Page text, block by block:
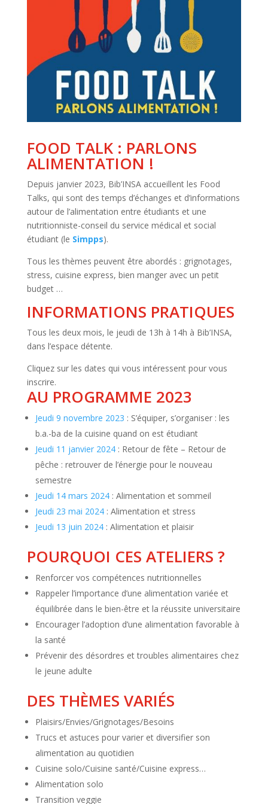
FOOD TALK : PARLONS
ALIMENTATION !
Depuis janvier 2023, Bib’INSA accueillent les Food
Talks, qui sont des temps d’échanges et d’informations
autour de l’alimentation entre étudiants et une
nutritionniste-conseil du service médical et social
étudiant (le Simpps).
Tous les thèmes peuvent être abordés : grignotages,
stress, cuisine express, bien manger avec un petit
budget …
INFORMATIONS PRATIQUES
Tous les deux mois, le jeudi de 13h à 14h à Bib’INSA,
dans l’espace détente.
Cliquez sur les dates qui vous intéressent pour vous
inscrire.
AU PROGRAMME 2023
Jeudi 9 novembre 2023 : S’équiper, s’organiser : les
b.a.-ba de la cuisine quand on est étudiant
Jeudi 11 janvier 2024: Retour de fête – Retour de
pêche : retrouver de l’énergie pour le nouveau
semestre
Jeudi 14 mars 2024: Alimentation et sommeil
Jeudi 23 mai 2024: Alimentation et stress
Jeudi 13 juin 2024: Alimentation et plaisir
POURQUOI CES ATELIERS ?
Renforcer vos compétences nutritionnelles
Rappeler l’importance d’une alimentation variée et
équilibrée dans le bien-être et la réussite universitaire
Encourager l’adoption d’une alimentation favorable à
la santé
Prévenir des désordres et troubles alimentaires chez
le jeune adulte
DES THÈMES VARIÉS
Plaisirs/Envies/Grignotages/Besoins
Trucs et astuces pour varier et diversifier son
alimentation au quotidien
Cuisine solo/Cuisine santé/Cuisine express…
Alimentation solo
Transition veggie